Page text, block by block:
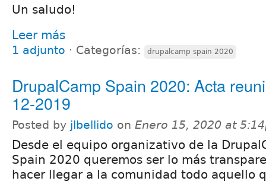
Un saludo!
Leer más
1 adjunto ⋅ Categorías: drupalcamp spain 2020
DrupalCamp Spain 2020: Acta
12-2019
Posted by jlbellido on Enero 15, 2020 at
Desde el equipo organizativo de la
Spain 2020 queremos ser lo más
hacer llegar a la comunidad todo aquello